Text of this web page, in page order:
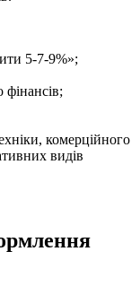
5-7-9%»;
комерційного
видів